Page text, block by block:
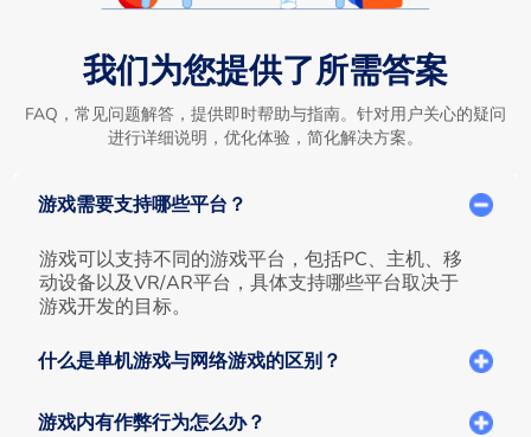
我们为您提供了所需答案
FAQ，常见问题解答，提供即时帮助与指南。针对用户关心的疑问
进行详细说明，优化体验，简化解决方案。
游戏需要支持哪些平台？
游戏可以支持不同的游戏平台，包括PC、主机、移
动设备以及VR/AR平台，具体支持哪些平台取决于
游戏开发的目标。
什么是单机游戏与网络游戏的区别？
游戏内有作弊行为怎么办？